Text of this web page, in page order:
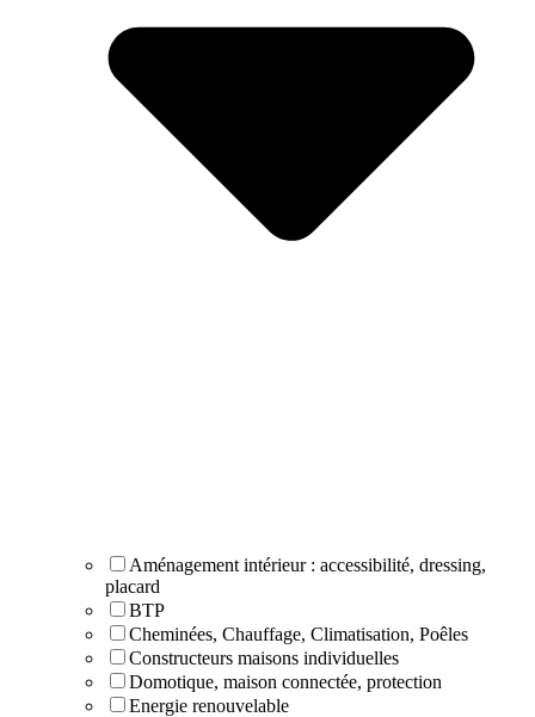
Aménagement intérieur : accessibilité, dressing,
placard
BTP
Cheminées, Chauffage, Climatisation, Poêles
Constructeurs maisons individuelles
Domotique, maison connectée, protection
Energie renouvelable